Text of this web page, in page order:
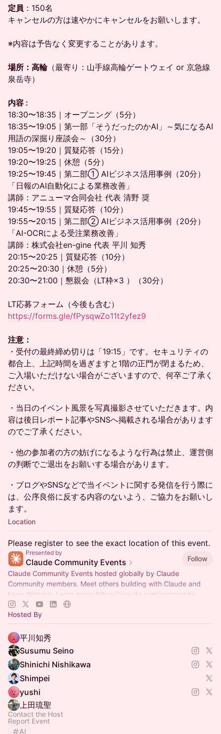
定員 ：150名
キャンセルの方は速やかにキャンセルをお願いします。
※内容は予告なく変更することがあります。
場所：高輪（最寄り：山手線高輪ゲートウェイ or 京急線
泉岳寺）
内容 :
18:30〜18:35｜オープニング（5分）
18:35〜19:05｜第一部「そうだったのかAI」～気になるAI
用語の深掘り座談会～（30分）
19:05〜19:20｜質疑応答（15分）
19:20〜19:25｜休憩（5分）
19:25〜19:45｜第二部① AIビジネス活用事例（20分）
「日報のAI自動化による業務改善」
講師：アニューマ合同会社 代表 清野 奨
19:45〜19:55｜質疑応答（10分）
19:55〜20:15｜第二部② AIビジネス活用事例（20分）
「AI-OCRによる受注業務改善」
講師：株式会社en-gine 代表 平川 知秀
20:15〜20:25｜質疑応答（10分）
20:25〜20:30｜休憩（5分）
20:30〜21:00｜懇親会（LT枠×3 ）（30分）
LT応募フォーム（今後も含む）
https://forms.gle/fPysqwZo11t2yfez9
注意：
・受付の最終締め切りは「19:15」です。セキュリティの
都合上、上記時間を過ぎますと1階の正門が閉まるため、
ご入場いただけない場合がございますので、何卒ご了承く
ださい。
・当日のイベント風景を写真撮影させていただきます。内
容は後日レポート記事やSNSへ掲載される場合があります
のでご了承ください。
・他の参加者の方の妨げになるような行為は禁止、運営側
の判断でご退出をお願いする場合があります。
・ブログやSNSなどで当イベントに関する発信を行う際に
は、公序良俗に反する内容のないよう、ご協力をお願いし
ます。
Location
Please register to see the exact location of this event.
Presented by
Claude Community Events
Follow
Claude Community Events hosted globally by Claude
Community members. Meet others building with Claude and
keep thinking. Learn more: https://claude.com/community
Hosted By
平川知秀
Susumu Seino
Shinichi Nishikawa
Shimpei
yushi
上田琉聖
Contact the Host
Report Event
AI